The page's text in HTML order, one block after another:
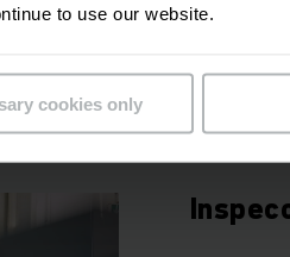
to use our website.
cookies only
arranque